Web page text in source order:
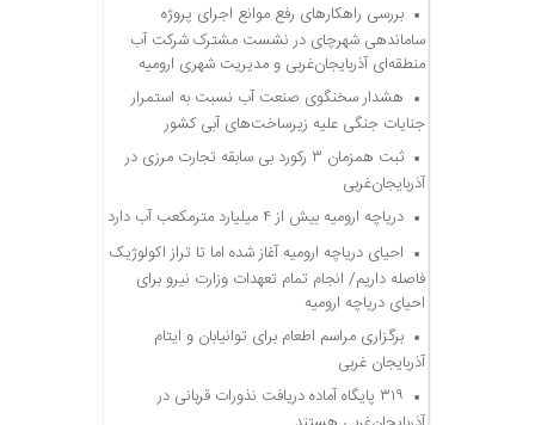
بررسی راهکارهای رفع موانع اجرای پروژه
ساماندهی شهرچای در نشست مشترک شرکت آب
منطقه‌ای آذربایجان‌غربی و مدیریت شهری ارومیه
هشدار سخنگوی صنعت آب نسبت به استمرار
جنایات جنگی علیه زیرساخت‌های آبی کشور
ثبت همزمان ۳ رکورد بی سابقه تجارت مرزی در
آذربایجان‌غربی
دریاچه ارومیه بیش از ۴ میلیارد مترمکعب آب دارد
احیای دریاچه ارومیه آغاز شده اما تا تراز اکولوژیک
فاصله داریم/ انجام تمام تعهدات وزارت نیرو برای
احیای دریاچه ارومیه
برگزاری مراسم اطعام برای توانیابان و ایتام
آذربایجان غربی
۳۱۹ پایگاه آماده دریافت نذورات قربانی در